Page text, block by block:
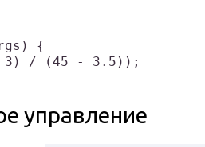
{
/ (45 - 3.5));
управление